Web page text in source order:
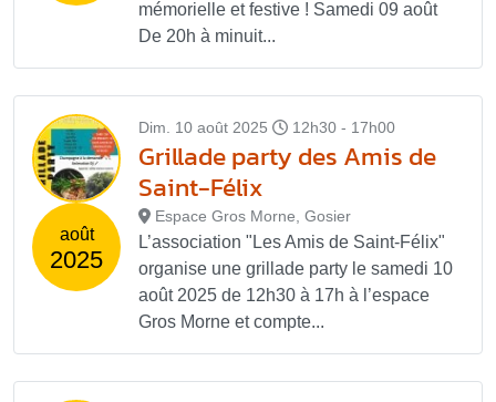
mémorielle et festive ! Samedi 09 août
De 20h à minuit...
août
2025
Dim. 10 août 2025 12h30 - 17h00
Grillade party des Amis de
Saint-Félix
Espace Gros Morne, Gosier
L’association "Les Amis de Saint-Félix"
organise une grillade party le samedi 10
août 2025 de 12h30 à 17h à l’espace
Gros Morne et compte...